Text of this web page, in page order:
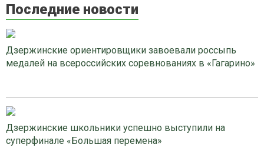
Последние новости
Дзержинские ориентировщики завоевали россыпь
медалей на всероссийских соревнованиях в «Гагарино»
Дзержинские школьники успешно выступили на
суперфинале «Большая перемена»